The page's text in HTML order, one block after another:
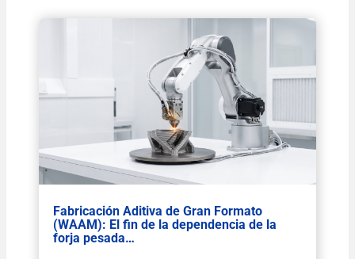
Fabricación Aditiva de Gran Formato
(WAAM): El fin de la dependencia de la
forja pesada…